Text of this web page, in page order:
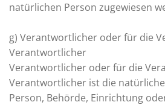
natürlichen Person zugewiesen
g) Verantwortlicher oder für die
Verantwortlicher
Verantwortlicher oder für die
Verantwortlicher ist die
Person, Behörde, Einrichtung